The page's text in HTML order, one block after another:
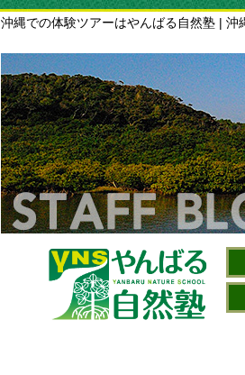
沖縄での体験ツアーはやんばる自然塾 | 沖